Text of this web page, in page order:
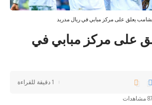
يعلق على مركز مبابي في ريال مدريد
على مركز مبابي في
1 دقيقة للقراءة